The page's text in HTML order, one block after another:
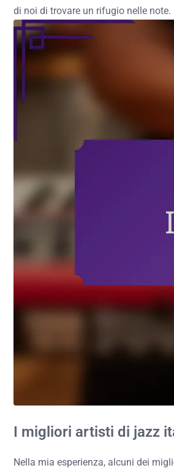
di noi di trovare un rifugio nelle note.
I migliori artisti di jazz
Nella mia esperienza, alcuni dei